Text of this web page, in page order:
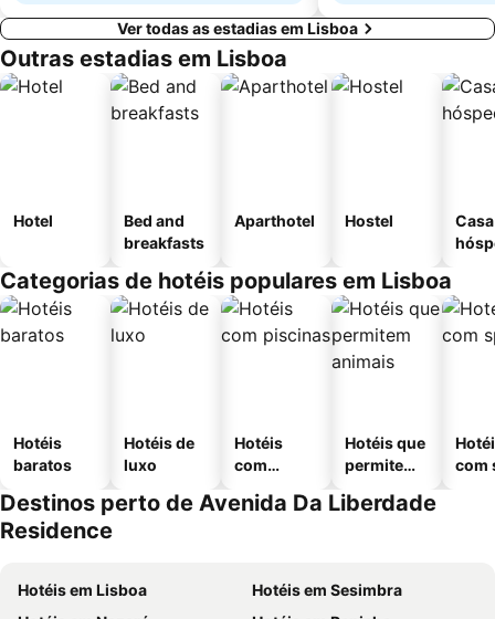
Ver todas as estadias em Lisboa
Outras estadias em Lisboa
Hotel
Bed and
breakfasts
Aparthotel Hostel
Categorias de hotéis populares em Lisboa
Hotéis
baratos
Hotéis de
luxo
Hotéis
com
Hotéis que
permitem
com
Destinos perto de Avenida Da Liberdade
Residence
Hotéis em Lisboa
Hotéis em Sesimbra